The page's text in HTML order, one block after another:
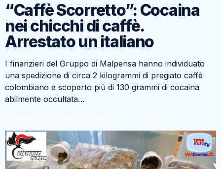
“Caffè Scorretto”: Cocaina
nei chicchi di caffè.
Arrestato un italiano
I finanzieri del Gruppo di Malpensa hanno individuato
una spedizione di circa 2 kilogrammi di pregiato caffè
colombiano e scoperto più di 130 grammi di cocaina
abilmente occultata…